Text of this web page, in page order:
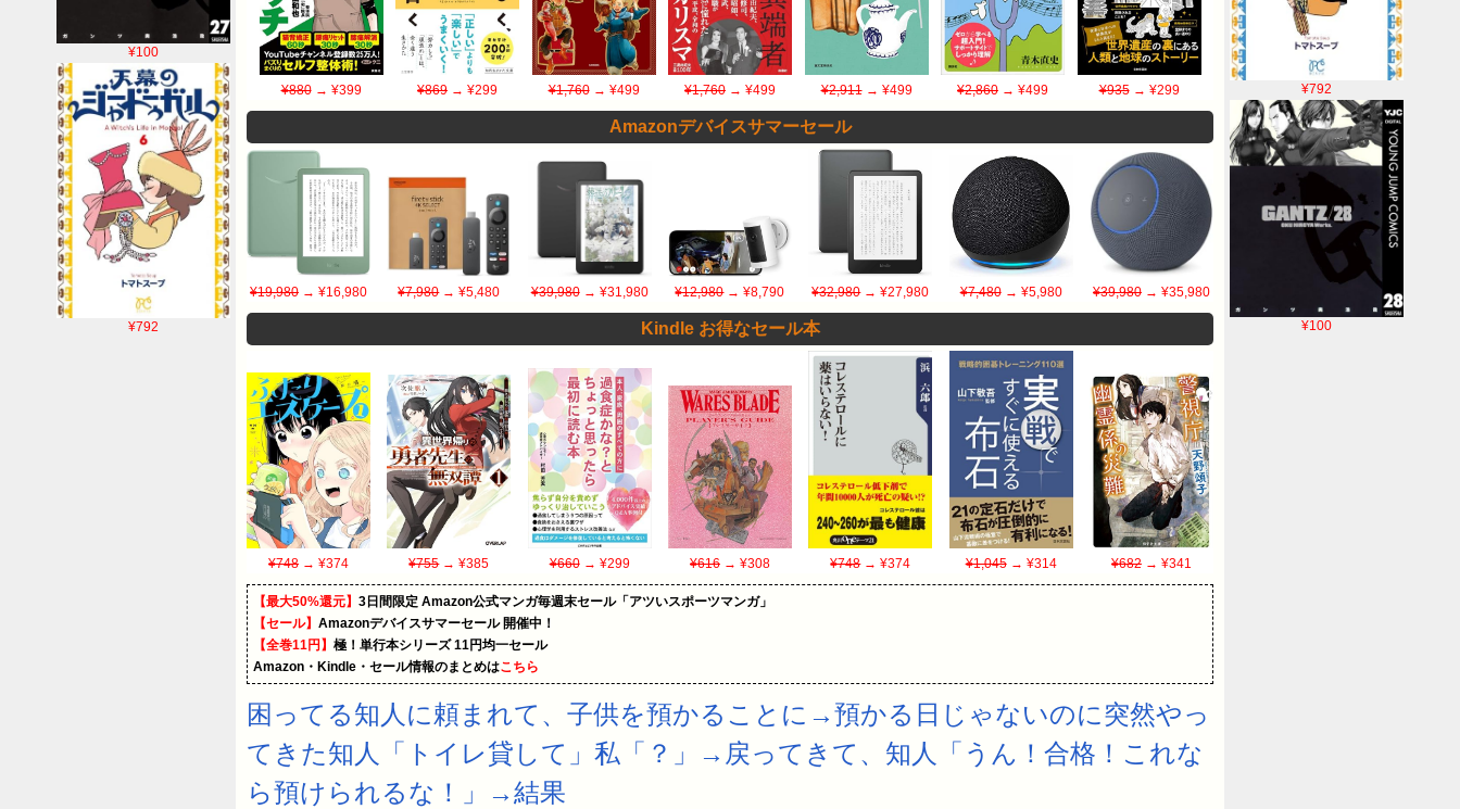
¥792
¥100
¥100
¥792
¥880→ ¥399 ¥869 → ¥299 ¥1,760→ ¥499 ¥1,760 → ¥499 ¥2,911→ ¥499 ¥2,860 → ¥499 ¥935→ ¥299
Amazonデバイスサマーセール
¥19,980 → ¥16,980 ¥7,980→ ¥5,480 ¥39,980→ ¥31,980 ¥12,980→ ¥8,790 ¥32,980→ ¥27,980 ¥7,480→ ¥5,980 ¥39,980→ ¥35,980
Kindle お得なセール本
¥748 → ¥374 ¥755→ ¥385 ¥660→ ¥299 ¥616→ ¥308 ¥748→ ¥374 ¥1,045→ ¥314 ¥682→ ¥341
【最大50%還元】 3日間限定 Amazon公式マンガ毎週末セール「アツいスポーツマンガ」
【セール】 Amazonデバイスサマーセール 開催中！
【全巻11円】 極！単行本シリーズ 11円均一セール
Amazon・Kindle・セール情報のまとめはこちら
困ってる知人に頼まれて、子供を預かることに→預かる日じゃないのに突然やっ
てきた知人「トイレ貸して」私「？」→戻ってきて、知人「うん！合格！これな
ら預けられるな！」→結果